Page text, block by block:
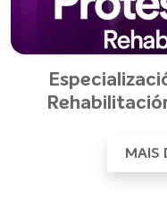
MAIS